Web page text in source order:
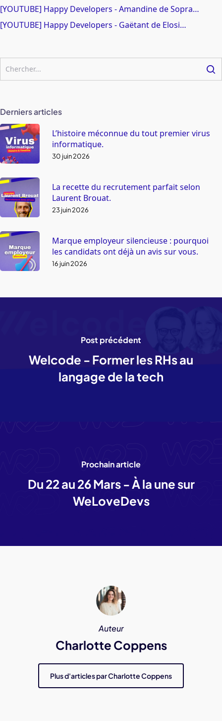
[YOUTUBE] Happy Developers - Amandine de Sopra…
[YOUTUBE] Happy Developers - Gaëtant de Elosi…
Derniers articles
L’histoire méconnue du tout premier virus
informatique.
30 juin 2026
La recette du recrutement parfait selon
Laurent Brouat.
23 juin 2026
Marque employeur silencieuse : pourquoi
les candidats ont déjà un avis sur vous.
16 juin 2026
Post précédent
Welcode - Former les RHs au
langage de la tech
Prochain article
Du 22 au 26 Mars - À la une sur
WeLoveDevs
Auteur
Charlotte Coppens
Plus d'articles par Charlotte Coppens